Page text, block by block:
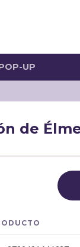
UP
de